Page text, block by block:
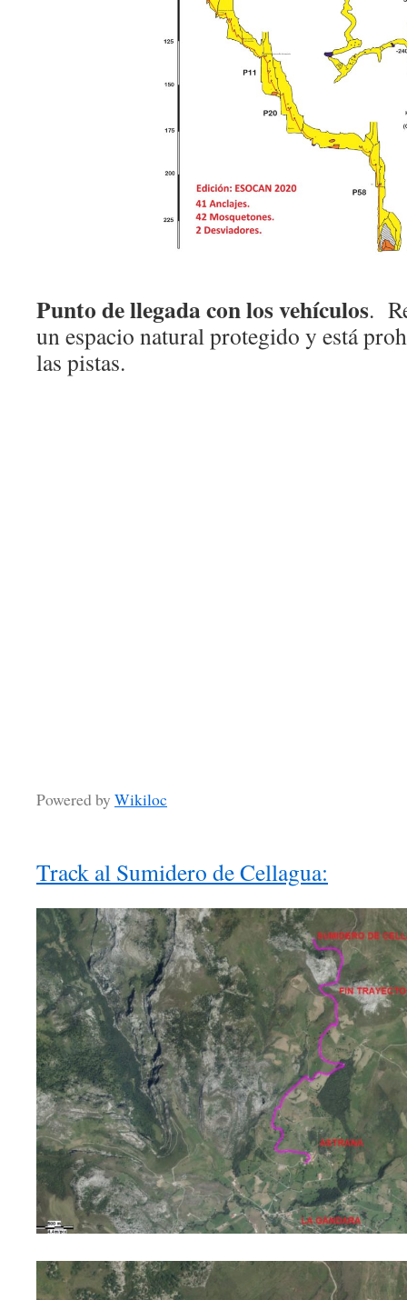
Punto de llegada con los vehículos.
un espacio natural protegido y está
las pistas.
Powered by Wikiloc
Track al Sumidero de Cellagua: